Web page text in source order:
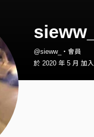
sieww_
@sieww_・會員
於 2020 年 5 月 加入